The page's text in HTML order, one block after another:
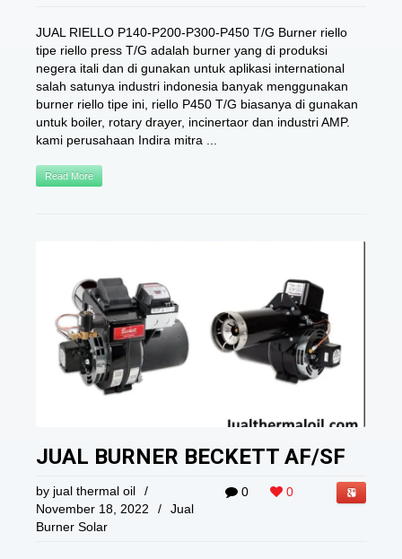
JUAL RIELLO P140-P200-P300-P450 T/G Burner riello
tipe riello press T/G adalah burner yang di produksi
negera itali dan di gunakan untuk aplikasi international
salah satunya industri indonesia banyak menggunakan
burner riello tipe ini, riello P450 T/G biasanya di gunakan
untuk boiler, rotary drayer, incinertaor dan industri AMP.
kami perusahaan Indira mitra ...
Read More
JUAL BURNER BECKETT AF/SF
0 0
by jual thermal oil
/
November 18, 2022
/
Jual
Burner Solar